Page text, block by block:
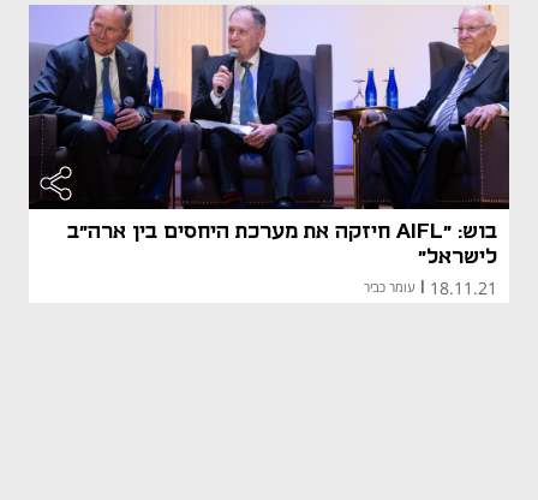
בוש: "AIFL חיזקה את מערכת היחסים בין ארה"ב
לישראל"
18.11.21 עומר כביר